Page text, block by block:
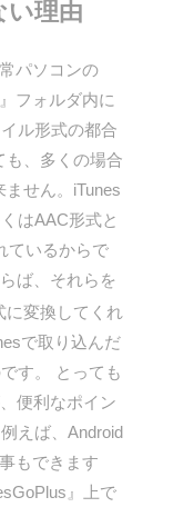
い理由
パソコンの
フォルダ内に
ル形式の都合
も、多くの場合
せん。iTunes
はAAC形式と
ているからで
ば、それらを
に変換してくれ
で取り込んだ
す。 とっても
便利なポイン
えば、Android
もできます
』上で